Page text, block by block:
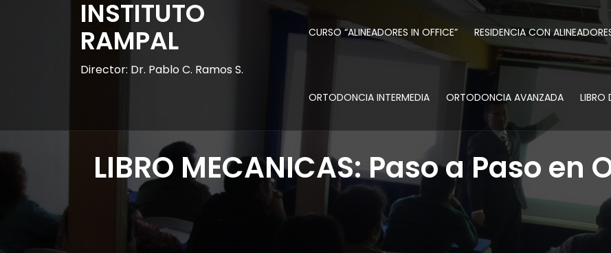
INSTITUTO
RAMPAL
Director: Dr. Pablo C. Ramos S.
CURSO “ALINEADORES IN OFFICE” RESIDENCIA CON
ORTODONCIA INTERMEDIA ORTODONCIA AVANZADA LIBRO
LIBRO MECANICAS: Paso a Paso